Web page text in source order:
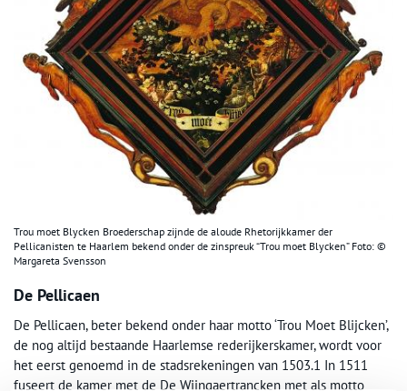
Trou moet Blycken Broederschap zijnde de aloude Rhetorijkkamer der
Pellicanisten te Haarlem bekend onder de zinspreuk “Trou moet Blycken” Foto: ©
Margareta Svensson
De Pellicaen
De Pellicaen, beter bekend onder haar motto ‘Trou Moet Blijcken’,
de nog altijd bestaande Haarlemse rederijkerskamer, wordt voor
het eerst genoemd in de stadsrekeningen van 1503.1 In 1511
fuseert de kamer met de De Wijngaertrancken met als motto